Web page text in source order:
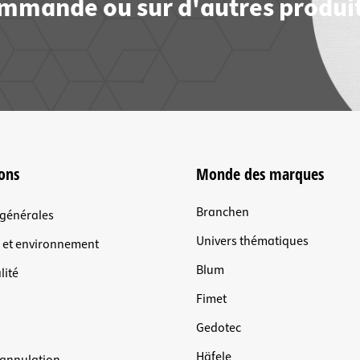
ou sur d'autres
environnement
Monde des marques
Branchen
Univers thématiques
Blum
Fimet
Gedotec